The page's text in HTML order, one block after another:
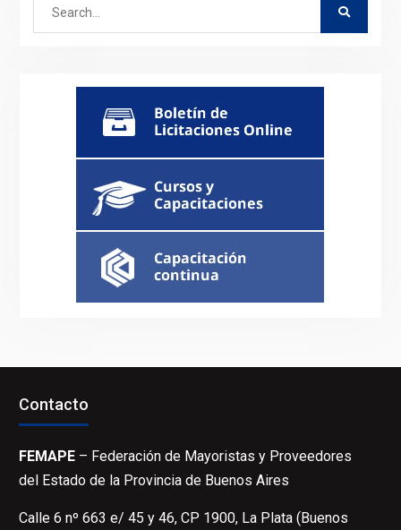
Contacto
FEMAPE – Federación de Mayoristas y Proveedores
del Estado de la Provincia de Buenos Aires
Calle 6 nº 663 e/ 45 y 46, CP 1900, La Plata (Buenos